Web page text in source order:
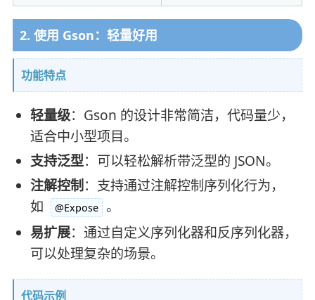
2. 使用 Gson：轻量好用
功能特点
轻量级：Gson 的设计非常简洁，代码量少，
适合中小型项目。
支持泛型：可以轻松解析带泛型的 JSON。
注解控制：支持通过注解控制序列化行为，
如
@Expose
。
易扩展：通过自定义序列化器和反序列化器，
可以处理复杂的场景。
代码示例